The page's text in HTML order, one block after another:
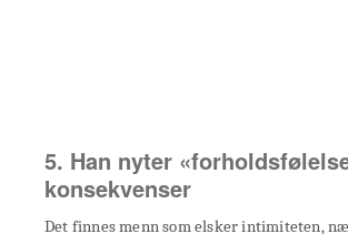
5. Han nyter
konsekvenser
Det finnes menn som elsker intimiteten,